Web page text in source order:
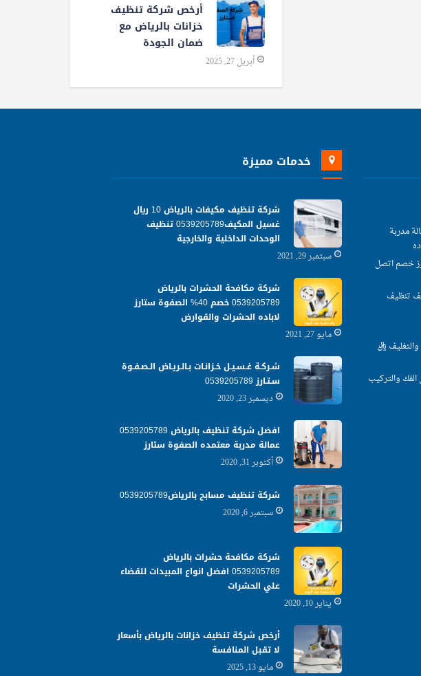
أرخص شركة تنظيف
خزانات بالرياض مع
ضمان الجودة
أبريل 27, 2025
مدربة
خصم اتصل
تنظيف
ريال
والتركيب
خدمات مميزة
شركة تنظيف مكيفات بالرياض 10 ريال
غسيل المكيف0539205789 تنظيف
الوحدات الداخلية والخارجية
سبتمبر 29, 2021
شركة مكافحة الحشرات بالرياض
0539205789 خصم 40% الصفوة ستارز
لاباده الحشرات والقوارض
مايو 27, 2021
شـركـة غـسـيـل خـزانـات بـالـريـاض الـصـفـوة
سـتـارز 0539205789
ديسمبر 23, 2020
افضل شركة تنظيف بالرياض 0539205789
عمالة مدربة معتمده الصفوة ستارز
أكتوبر 31, 2020
شركة تنظيف مسابح بالرياض0539205789
سبتمبر 6, 2020
شركة مكافحة حشرات بالرياض
0539205789 افضل انواع المبيدات للقضاء
علي الحشرات
يناير 10, 2020
أرخص شركة تنظيف خزانات بالرياض بأسعار
لا تقبل المنافسة
مايو 13, 2025